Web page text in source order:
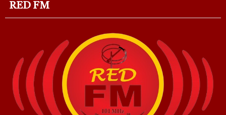
RED FM